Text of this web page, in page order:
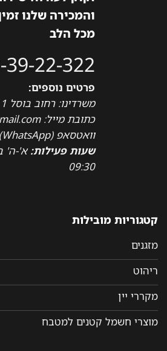
והמכירה שלנו
מכל הלב
39-22-322
פרטים נוספים:
משרדינו: רחוב בוסל 1 חולון
כתובת מייל: m4aisrael@gmail.com
וואטסאפ (WhatsApp) - 058-6057111
שעות פעילות:
09:30
קטגוריות מובילות
מזגנים
ריהוט
מקררי יין
מוצרי חשמל קטנים למטבח